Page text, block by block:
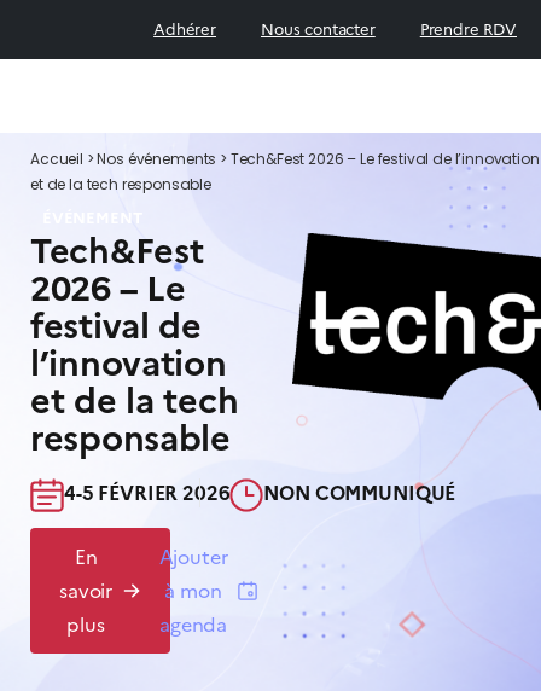
Adhérer Nous contacter Prendre RDV
Accueil >Nos événements > Tech&Fest 2026 – Le festival de l’innovation
et de la tech responsable
ÉVÉNEMENT
Tech&Fest
2026 – Le
festival de
l’innovation
et de la tech
responsable
4-5 FÉVRIER 2026​ NON COMMUNIQUÉ​
En
savoir
plus
Ajouter
à mon
agenda